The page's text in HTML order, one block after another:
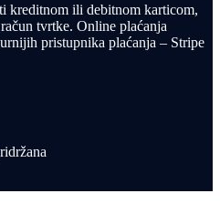
kreditnom ili debitnom karticom,
tvrtke. Online plaćanja
pristupnika plaćanja – Stripe